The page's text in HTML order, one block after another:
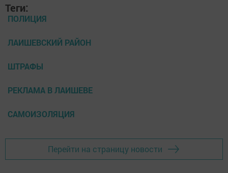
Теги:
ПОЛИЦИЯ
ЛАИШЕВСКИЙ РАЙОН
ШТРАФЫ
РЕКЛАМА В ЛАИШЕВЕ
САМОИЗОЛЯЦИЯ
Перейти на страницу новости